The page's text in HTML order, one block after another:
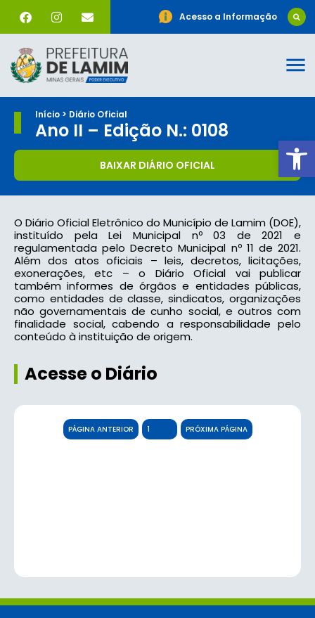
Acesso a Informação
Início > Diário Oficial
Ano II – Edição N.: 0108
BAIXAR DIÁRIO OFICIAL
O Diário Oficial Eletrônico do Município de Lamim (DOE),
instituído pela Lei Municipal nº 03 de 2021 e
regulamentada pelo Decreto Municipal nº 11 de 2021.
Além dos atos oficiais – leis, decretos, licitações,
exonerações, etc – o Diário Oficial vai publicar
também informes de órgãos e entidades públicas,
como entidades de classe, sindicatos, organizações
não governamentais de cunho social, e outros com
finalidade social, cabendo a responsabilidade pelo
conteúdo à instituição de origem.
Acesse o Diário
PÁGINA ANTERIOR PRÓXIMA PÁGINA